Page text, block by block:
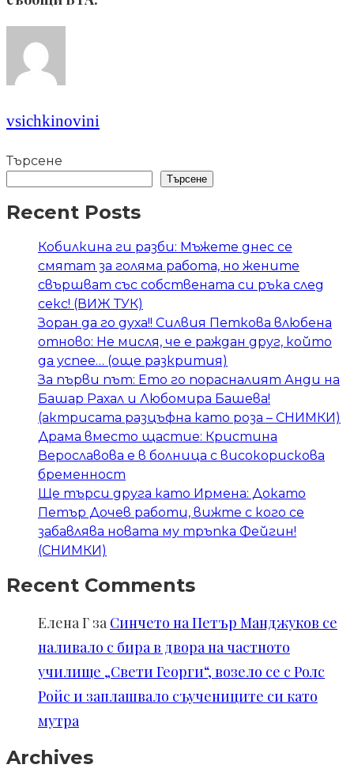
vsichkinovini
Търсене
Търсене
Recent Posts
Кобилкина ги разби: Мъжете днес се
смятат за голяма работа, но жените
свършват със собствената си ръка след
секс! (ВИЖ ТУК)
Зоран да го духа!! Силвия Петкова влюбена
отново: Не мисля, че е раждан друг, който
да успее… (още разкрития)
За първи път: Ето го порасналият Анди на
Башар Рахал и Любомира Башева!
(актрисата разцъфна като роза – СНИМКИ)
Драма вместо щастие: Кристина
Верославова е в болница с високорискова
бременност
Ще търси друга като Ирмена: Докато
Петър Дочев работи, вижте с кого се
забавлява новата му тръпка Фейгин!
(СНИМКИ)
Recent Comments
Елена Г за Синчето на Петър Манджуков се
наливало с бира в двора на частното
училище „Свети Георги“, возело се с Ролс
Ройс и заплашвало съучениците си като
мутра
Archives